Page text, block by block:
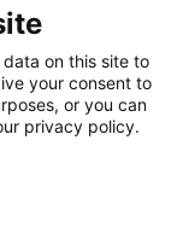
on this site to
your consent to
or you can
privacy policy.